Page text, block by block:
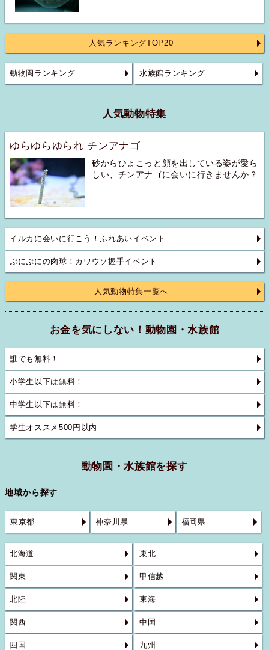
人気ランキングTOP20
動物園ランキング 水族館ランキング
人気動物特集
ゆらゆらゆられ チンアナゴ
砂からひょこっと顔を出している姿が愛ら
しい、チンアナゴに会いに行きませんか？
イルカに会いに行こう！ふれあいイベント
ぷにぷにの肉球！カワウソ握手イベント
人気動物特集一覧へ
お金を気にしない！動物園・水族館
誰でも無料！
小学生以下は無料！
中学生以下は無料！
学生オススメ500円以内
動物園・水族館を探す
地域から探す
東京都 神奈川県 福岡県
北海道 東北
関東 甲信越
北陸 東海
関西 中国
四国 九州